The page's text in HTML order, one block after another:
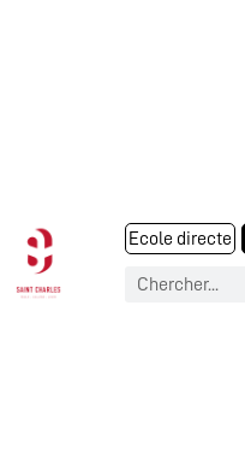
Ecole directe